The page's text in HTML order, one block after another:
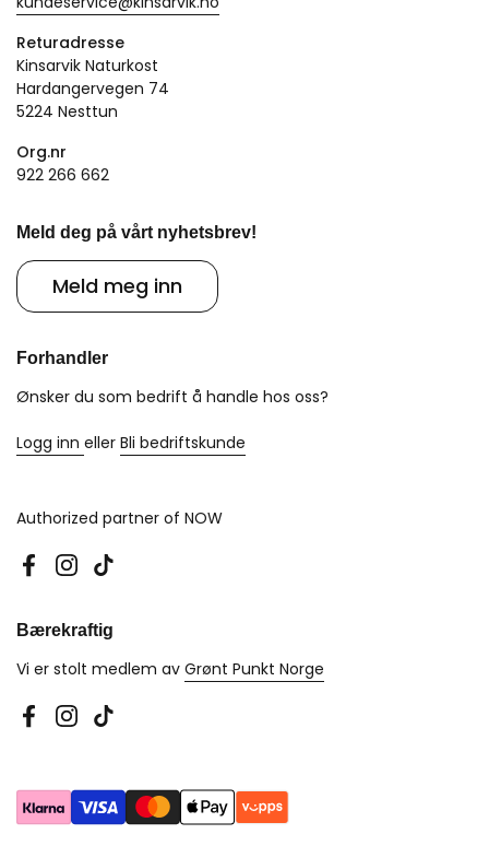
Returadresse
Kinsarvik Naturkost
Hardangervegen 74
5224 Nesttun
Org.nr
922 266 662
Meld deg på vårt nyhetsbrev!
Meld meg inn
Forhandler
Ønsker du som bedrift å handle hos oss?
Logg inn eller Bli bedriftskunde
Authorized partner of NOW
Facebook
Instagram
TikTok
Bærekraftig
Vi er stolt medlem av Grønt Punkt Norge
Facebook
Instagram
TikTok